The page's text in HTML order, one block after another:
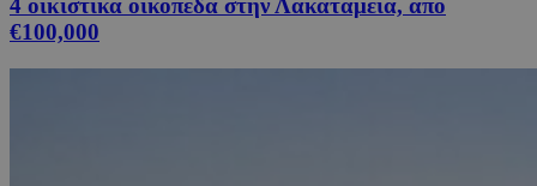
4 οικιστικά οικόπεδα στην Λακατάμεια, από
€100,000